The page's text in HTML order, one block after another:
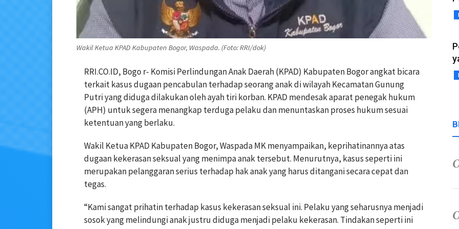
Wakil Ketua KPAD Kabupaten Bogor, Waspada. (Foto: RRI/dok)
RRI.CO.ID, Bogo r- Komisi Perlindungan Anak Daerah (KPAD) Kabupaten Bogor angkat bicara
terkait kasus dugaan pencabulan terhadap seorang anak di wilayah Kecamatan Gunung
Putri yang diduga dilakukan oleh ayah tiri korban. KPAD mendesak aparat penegak hukum
(APH) untuk segera menangkap terduga pelaku dan menuntaskan proses hukum sesuai
ketentuan yang berlaku.
Wakil Ketua KPAD Kabupaten Bogor, Waspada MK menyampaikan, keprihatinannya atas
dugaan kekerasan seksual yang menimpa anak tersebut. Menurutnya, kasus seperti ini
merupakan pelanggaran serius terhadap hak anak yang harus ditangani secara cepat dan
tegas.
“Kami sangat prihatin terhadap kasus kekerasan seksual ini. Pelaku yang seharusnya menjadi
sosok yang melindungi anak justru diduga menjadi pelaku kekerasan. Tindakan seperti ini